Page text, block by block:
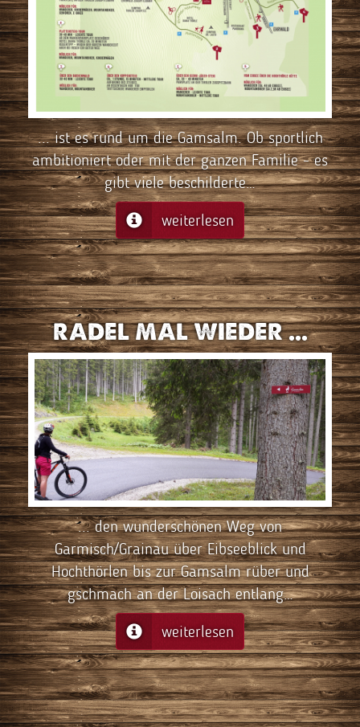
... ist es rund um die Gamsalm. Ob sportlich
ambitioniert oder mit der ganzen Familie - es
gibt viele beschilderte…
weiterlesen
RADEL MAL WIEDER ...
... den wunderschönen Weg von
Garmisch/Grainau über Eibseeblick und
Hochthörlen bis zur Gamsalm rüber und
gschmach an der Loisach entlang…
weiterlesen